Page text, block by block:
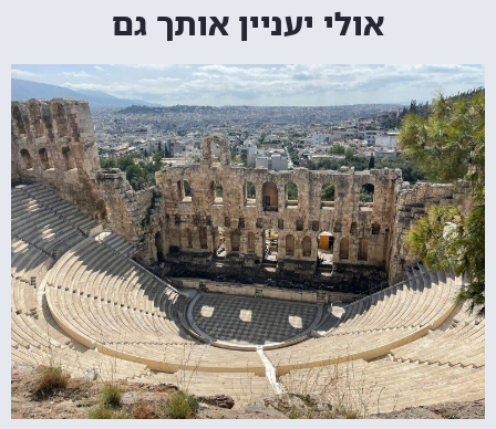
אולי יעניין אותך גם